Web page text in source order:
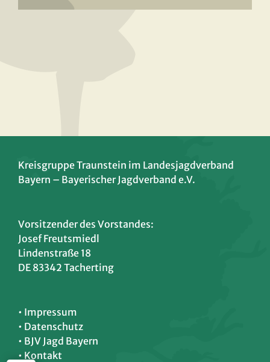
Kreisgruppe Traunstein im Landesjagdverband
Bayern – Bayerischer Jagdverband e.V.
Vorsitzender des Vorstandes:
Josef Freutsmiedl
Lindenstraße 18
DE 83342 Tacherting
• Impressum
• Datenschutz
• BJV Jagd Bayern
• Kontakt